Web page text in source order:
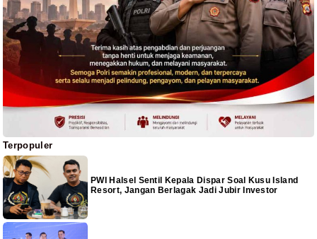
Terpopuler
PWI Halsel Sentil Kepala Dispar Soal Kusu Island
Resort, Jangan Berlagak Jadi Jubir Investor